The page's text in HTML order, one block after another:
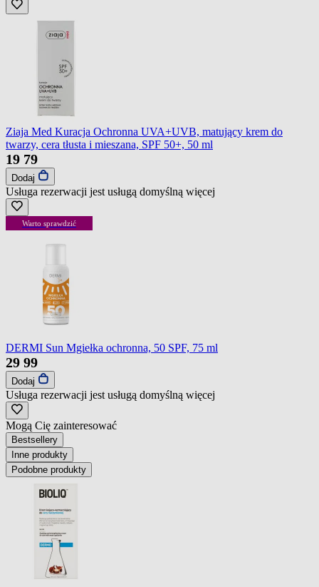
Ziaja Med Kuracja Ochronna UVA+UVB, matujący krem do
twarzy, cera tłusta i mieszana, SPF 50+, 50 ml
19 79
Dodaj
Usługa rezerwacji jest usługą domyślną więcej
Warto sprawdzić
DERMI Sun Mgiełka ochronna, 50 SPF, 75 ml
29 99
Dodaj
Usługa rezerwacji jest usługą domyślną więcej
Mogą Cię zainteresować
Bestsellery
Inne produkty
Podobne produkty